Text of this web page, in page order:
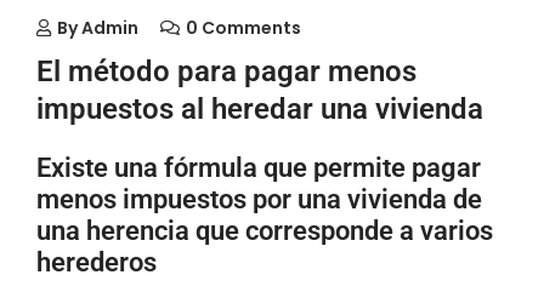
ByAdmin 0 Comments
El método para pagar menos
impuestos al heredar una vivienda
Existe una fórmula que permite pagar
menos impuestos por una vivienda de
una herencia que corresponde a varios
herederos